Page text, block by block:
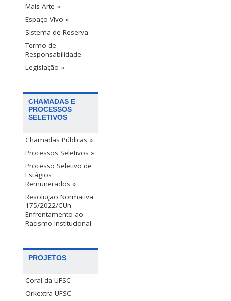
Mais Arte »
Espaço Vivo »
Sistema de Reserva
Termo de
Responsabilidade
Legislação »
CHAMADAS E
PROCESSOS
SELETIVOS
Chamadas Públicas »
Processos Seletivos »
Processo Seletivo de
Estágios
Remunerados »
Resolução Normativa
175/2022/CUn –
Enfrentamento ao
Racismo Institucional
PROJETOS
Coral da UFSC
Orkextra UFSC